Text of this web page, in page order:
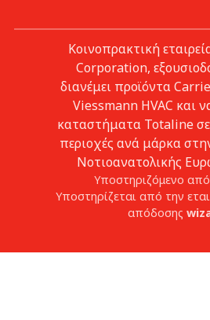
Κοινοπρακτική
Corporation,
διανέμει προϊόντα
Viessmann HVAC και
καταστήματα Totaline σε
περιοχές ανά μάρκα
Νοτιοανατολικής
Υποστηριζόμενο από
Υποστηρίζεται από την
απόδοσης